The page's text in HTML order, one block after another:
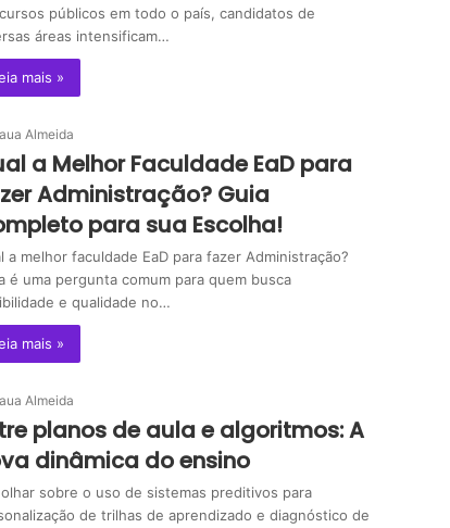
públicos em todo o país, candidatos de
áreas intensificam…
mais »
Almeida
a Melhor Faculdade EaD para
Administração? Guia
para sua Escolha!
a melhor faculdade EaD para fazer Administração?
é uma pergunta comum para quem busca
e qualidade no…
mais »
Almeida
planos de aula e algoritmos: A
dinâmica do ensino
sobre o uso de sistemas preditivos para
de trilhas de aprendizado e diagnóstico de